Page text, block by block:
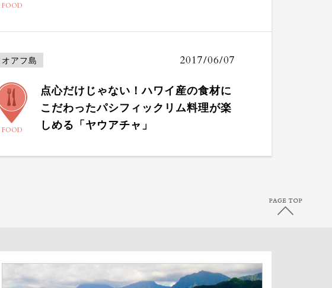
FOOD
オアフ島 2017/06/07
FOOD
点心だけじゃない！ハワイ産の食材に
こだわったパシフィックリム料理が楽
しめる「ヤウアチャ」